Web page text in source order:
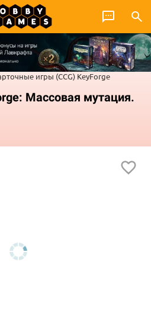
игры (CCG) KeyForge
Массовая мутация.